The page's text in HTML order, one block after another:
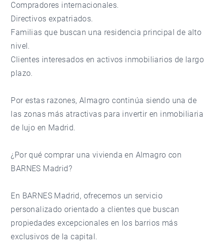
Compradores internacionales.
Directivos expatriados.
Familias que buscan una residencia principal de alto
nivel.
Clientes interesados en activos inmobiliarios de largo
plazo.
Por estas razones, Almagro continúa siendo una de
las zonas más atractivas para invertir en inmobiliaria
de lujo en Madrid.
¿Por qué comprar una vivienda en Almagro con
BARNES Madrid?
En BARNES Madrid, ofrecemos un servicio
personalizado orientado a clientes que buscan
propiedades excepcionales en los barrios más
exclusivos de la capital.